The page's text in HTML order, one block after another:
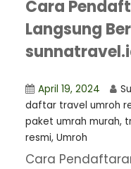
Cara
Langsung
April 19, 2024
daftar travel umroh
paket umrah murah,
resmi, Umroh
Cara